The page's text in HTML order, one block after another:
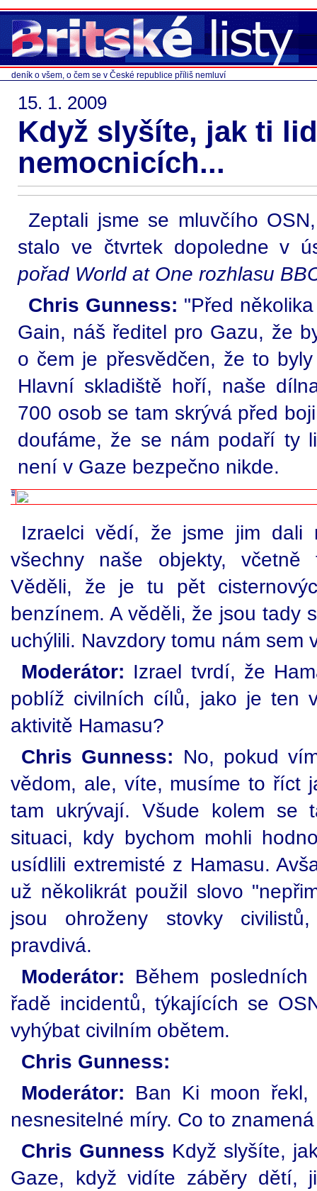
deník o všem, o čem se v České republice příliš nemluví
15. 1. 2009
Když slyšíte, jak ti
nemocnicích...
Zeptali jsme se mluvčího
stalo ve čtvrtek dopoledne v
pořad World at One rozhlasu
Chris Gunness: "Před
Gain, náš ředitel pro Gazu, že
o čem je přesvědčen, že to
Hlavní skladiště hoří, naše
700 osob se tam skrývá před
doufáme, že se nám podaří ty
není v Gaze bezpečno nikde.
Izraelci vědí, že jsme jim dali
všechny naše objekty,
Věděli, že je tu pět
benzínem. A věděli, že jsou tady
uchýlili. Navzdory tomu nám sem
Moderátor: Izrael tvrdí, že
poblíž civilních cílů, jako je ten
aktivitě Hamasu?
Chris Gunness: No, pokud
vědom, ale, víte, musíme to říct
tam ukrývají. Všude kolem se
situaci, kdy bychom mohli
usídlili extremisté z Hamasu.
už několikrát použil slovo
jsou ohroženy stovky
pravdivá.
Moderátor: Během
řadě incidentů, týkajících se
vyhýbat civilním obětem.
Chris Gunness:
Moderátor: Ban Ki moon
nesnesitelné míry. Co to
Chris Gunness Když slyšíte,
Gaze, když vidíte záběry dětí,